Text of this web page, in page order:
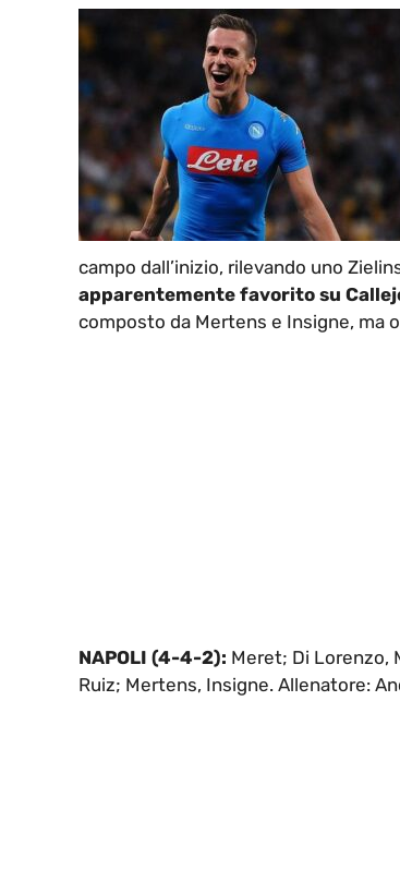
campo dall’inizio, rilevando uno
apparentemente favorito su
composto da Mertens e Insigne, ma
NAPOLI (4-4-2): Meret; Di Lorenzo,
Ruiz; Mertens, Insigne. Allenatore: